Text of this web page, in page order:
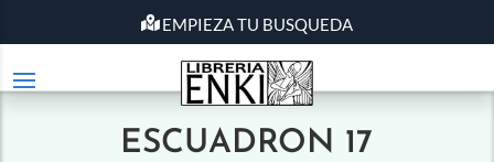
EMPIEZA TU BUSQUEDA
ESCUADRON 17